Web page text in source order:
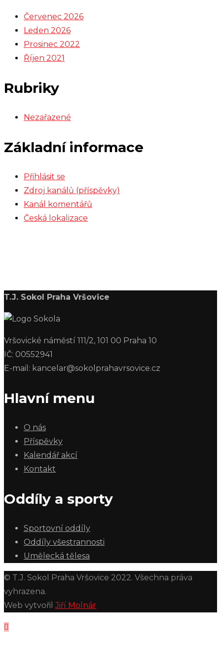
Červenec 2026
Leden 2026
Prosinec 2022
Říjen 2021
Rubriky
Nezařazené
Základní informace
Přihlásit se
Zdroj kanálů (příspěvky)
Kanál komentářů
Česká lokalizace
T.J. Sokol Praha Vršovice
Vršovické náměstí 111/2, 101 00 Praha 10
IČ: 00552941
E-mail: kancelar@sokolprahavrsovice.cz
Hlavní menu
O nás
Příspěvky
Kalendář akcí
Kontakt
Oddíly a sporty
Sportovní oddíly
Oddíly všestrannosti
Umělecká tělesa
© T.J. Sokol Praha Vršovice 2022. Všechna práva
vyhrazena.
Web vytvořilJiří Molnár